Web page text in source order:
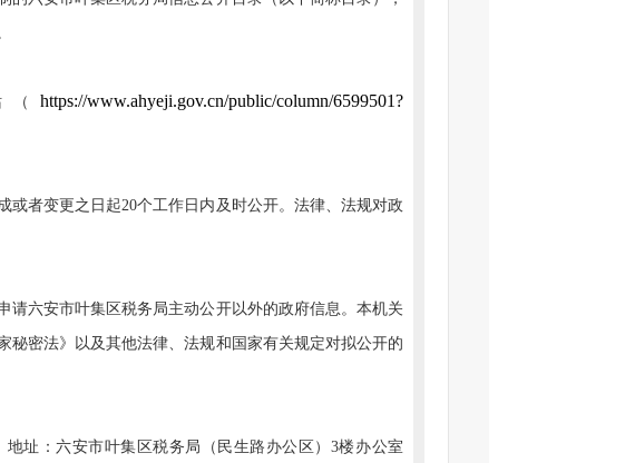
（https://www.ahyeji.gov.cn/public/column/6599501?
或者变更之日起20个工作日内及时公开。法律、法规对政
请六安市叶集区税务局主动公开以外的政府信息。本机关
秘密法》以及其他法律、法规和国家有关规定对拟公开的
地址：六安市叶集区税务局（民生路办公区）3楼 办公室